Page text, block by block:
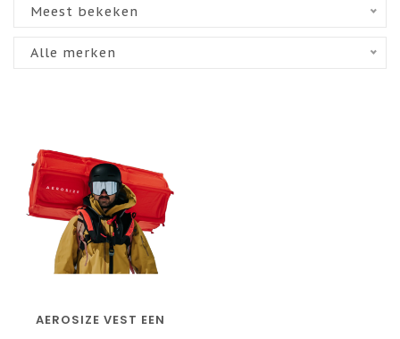
Meest bekeken
Alle merken
AEROSIZE VEST EEN